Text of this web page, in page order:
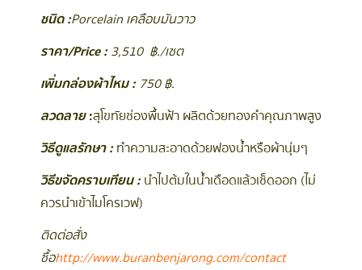
ชนิด :Porcelain เคลือบมันวาว
ราคา/Price :3,510 ฿./เซต
เพิ่มกล่องผ้าไหม :750 ฿.
ลวดลาย:สุโขทัยช่องพื้นฟ้า ผลิตด้วยทองคำคุณภาพสูง
วิธีดูแลรักษา :ทำความสะอาดด้วยฟองน้ำหรือผ้านุ่มๆ
วิธีขจัดคราบเทียน :นำไปต้มในน้ำเดือดแล้วเช็ดออก (ไม่
ควรนำเข้าไมโครเวฟ)
ติดต่อสั่ง
ซื้อhttp://www.buranbenjarong.com/contact